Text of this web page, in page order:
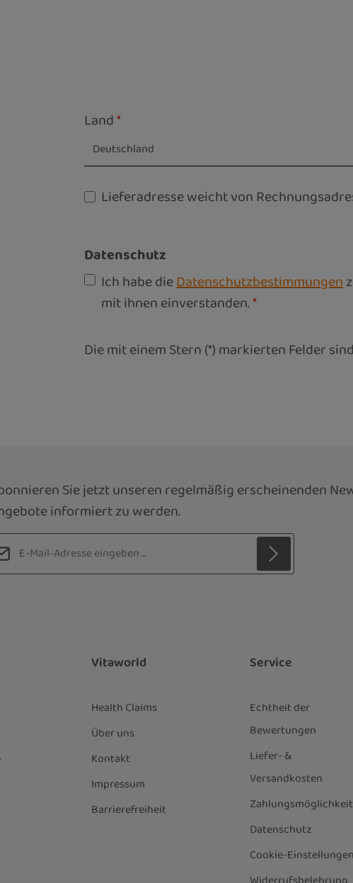
Land*
Lieferadresse weicht von
Datenschutz
Ich habe dieDatenschutzbestimmungen
mit ihnen einverstanden.*
Die mit einem Stern (*) markierten Felder
Sie jetzt unseren regelmäßig erscheinenden
informiert zu werden.
Mail-Adresse*
bin mit ihnen einverstanden.
Vitaworld
Health Claims
Über uns
Kontakt
Impressum
Barrierefreiheit
Service
Echtheit der
Bewertungen
Liefer- &
Versandkosten
Datenschutz
Cookie-Einstellungen